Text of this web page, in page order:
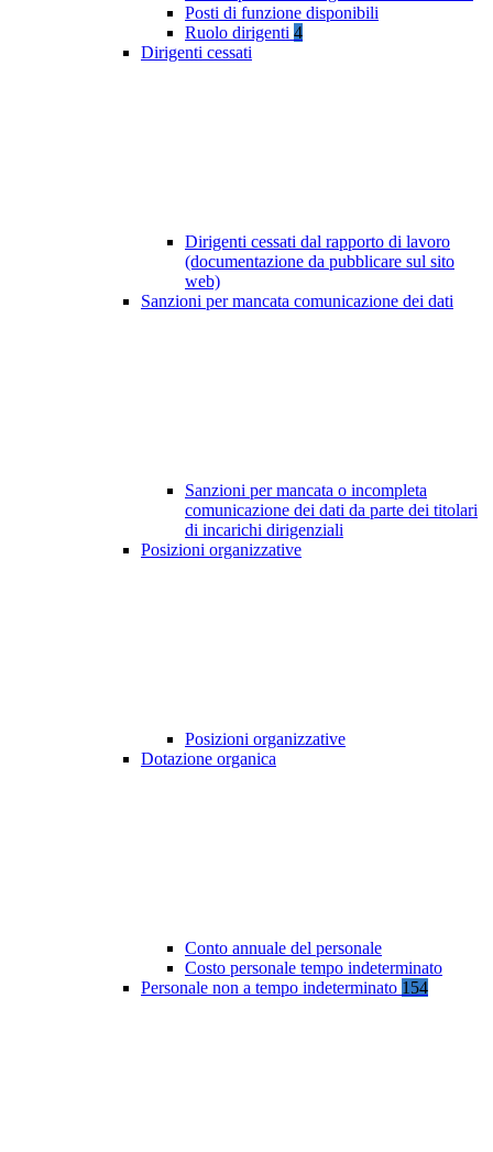
Posti di funzione disponibili
Ruolo dirigenti 4
Dirigenti cessati
Dirigenti cessati dal rapporto di lavoro
(documentazione da pubblicare sul sito
web)
Sanzioni per mancata comunicazione dei dati
Sanzioni per mancata o incompleta
comunicazione dei dati da parte dei titolari
di incarichi dirigenziali
Posizioni organizzative
Posizioni organizzative
Dotazione organica
Conto annuale del personale
Costo personale tempo indeterminato
Personale non a tempo indeterminato 154